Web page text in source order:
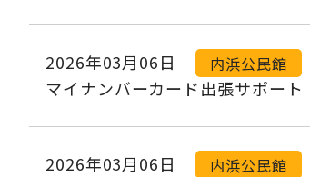
2026年03月06日 内浜公民館
マイナンバーカード出張サポート
2026年03月06日 内浜公民館